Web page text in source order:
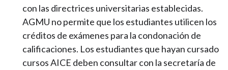
con las directrices universitarias establecidas.
AGMU no permite que los estudiantes utilicen los
créditos de exámenes para la condonación de
calificaciones. Los estudiantes que hayan cursado
cursos AICE deben consultar con la secretaría de